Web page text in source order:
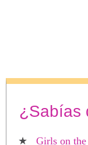
¿Sabías
Girls on